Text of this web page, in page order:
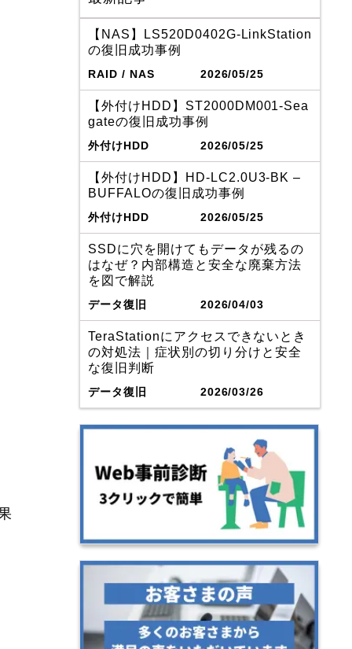
【NAS】LS520D0402G-LinkStation
の復旧成功事例
RAID / NAS 2026/05/25
【外付けHDD】ST2000DM001-Sea
gateの復旧成功事例
外付けHDD 2026/05/25
【外付けHDD】HD-LC2.0U3-BK –
BUFFALOの復旧成功事例
外付けHDD 2026/05/25
SSDに穴を開けてもデータが残るの
はなぜ？内部構造と安全な廃棄方法
を図で解説
データ復旧 2026/04/03
TeraStationにアクセスできないとき
の対処法｜症状別の切り分けと安全
な復旧判断
データ復旧 2026/03/26